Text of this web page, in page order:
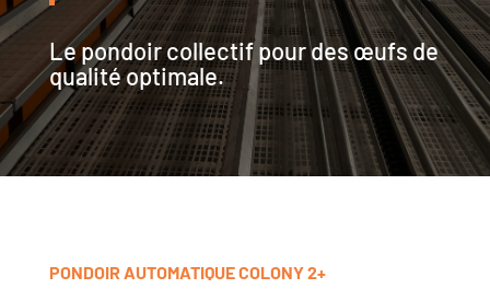
Le pondoir collectif pour des œufs de
qualité optimale.
PONDOIR AUTOMATIQUE COLONY 2+